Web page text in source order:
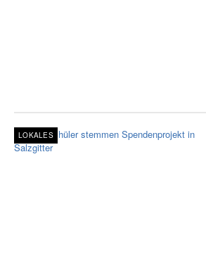
LOKALES